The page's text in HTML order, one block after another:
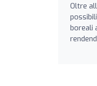
Oltre
boreali